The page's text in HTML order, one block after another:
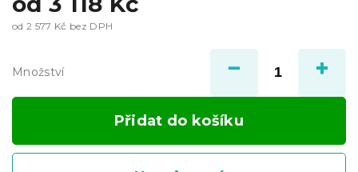
od 2 577 Kč bez DPH
Množství
Přidat do košíku